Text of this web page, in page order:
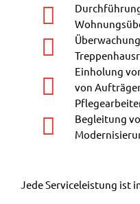
Einholung
von
Begleitung
Jede Serviceleistung ist